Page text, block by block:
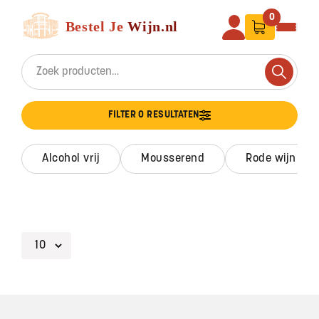
Search for:
Search
0
FILTER 0 RESULTATEN
alcohol vrij mousserend rode wijn